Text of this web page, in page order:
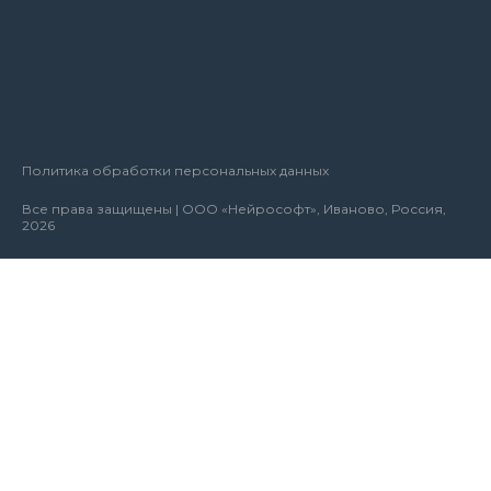
Все права защищены | ООО «Нейрософт», Иваново, Россия,
2026
Политика обработки персональных данных